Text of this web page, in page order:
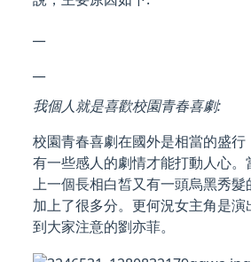
我個人就是喜歡校園青春喜劇:
校園青春喜劇在國外是相當的盛
有一些感人的劇情才能打動人心。
上一個長相白皙又有一頭烏黑秀髮
加上了很多分。更何況女主角是
到大家注意的劉亦菲。